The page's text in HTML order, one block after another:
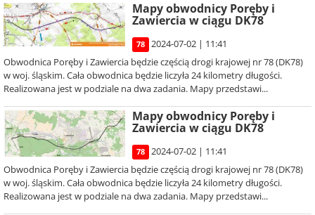
Mapy obwodnicy Poręby i
Zawiercia w ciągu DK78
78
2024-07-02 | 11:41
Obwodnica Poręby i Zawiercia będzie częścią drogi krajowej nr 78 (DK78)
w woj. śląskim. Cała obwodnica będzie liczyła 24 kilometry długości.
Realizowana jest w podziale na dwa zadania. Mapy przedstawi...
Mapy obwodnicy Poręby i
Zawiercia w ciągu DK78
78
2024-07-02 | 11:41
Obwodnica Poręby i Zawiercia będzie częścią drogi krajowej nr 78 (DK78)
w woj. śląskim. Cała obwodnica będzie liczyła 24 kilometry długości.
Realizowana jest w podziale na dwa zadania. Mapy przedstawi...